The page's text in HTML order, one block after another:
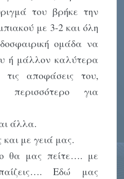
του βρήκε την
με 3-2 και όλη
ομάδα να
ή μάλλον καλύτερα
αποφάσεις του,
περισσότερο για
άλλα.
με γειά μας.
θα μας πείτε…. με
Εδώ μας